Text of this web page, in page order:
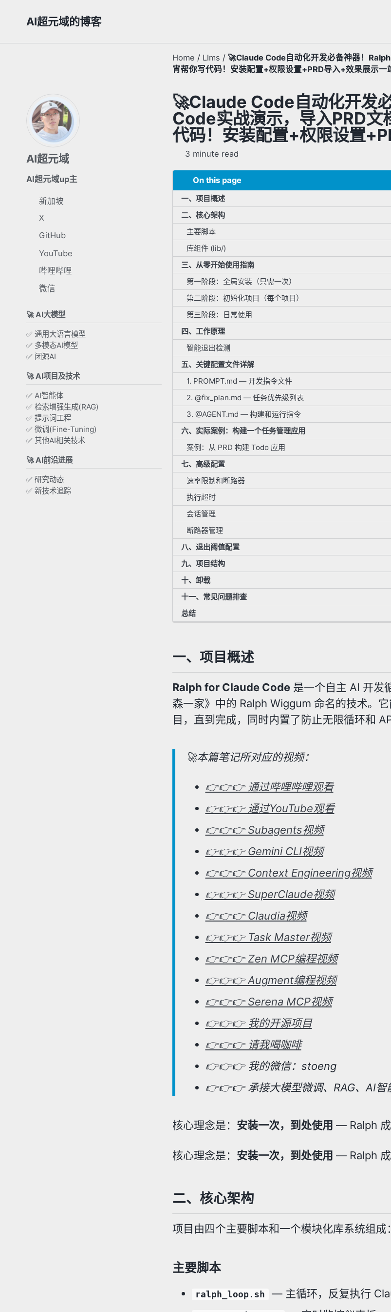
primary
content
footer
AI超元域的博客
Home / Llms / 🚀Claude Code自动化开发必备神器！
宵帮你写代码！安装配置+权限设置+PRD导入+效果展示一
AI超元域
AI超元域up主
新加坡
X
GitHub
YouTube
哔哩哔哩
微信
🚀 AI大模型
✅ 通用大语言模型
✅ 多模态AI模型
✅ 闭源AI
🚀 AI项目及技术
✅ AI智能体
✅ 检索增强生成(RAG)
✅ 提示词工程
✅ 微调(Fine-Tuning)
✅ 其他AI相关技术
🚀 AI前沿进展
✅ 研究动态
✅ 新技术追踪
🚀Claude Code自动化开发
Code实战演示，导入PRD文
代码！安装配置+权限设置
3 minute read
On this page
一、项目概述
二、核心架构
主要脚本
库组件 (lib/)
三、从零开始使用指南
第一阶段：全局安装（只需一次）
第二阶段：初始化项目（每个项目）
第三阶段：日常使用
四、工作原理
智能退出检测
五、关键配置文件详解
1. PROMPT.md — 开发指令文件
2. @fix_plan.md — 任务优先级列表
3. @AGENT.md — 构建和运行指令
六、实际案例：构建一个任务管理应用
案例：从 PRD 构建 Todo 应用
七、高级配置
速率限制和断路器
执行超时
会话管理
断路器管理
八、退出阈值配置
九、项目结构
十、卸载
十一、常见问题排查
总结
一、项目概述
Ralph for Claude Code 是一个自主 AI 开发
森一家》中的 Ralph Wiggum 命名的技术。
目，直到完成，同时内置了防止无限循环和
🚀本篇笔记所对应的视频：
👉👉👉 通过哔哩哔哩观看
👉👉👉 通过YouTube观看
👉👉👉 Subagents视频
👉👉👉 Gemini CLI视频
👉👉👉 Context Engineering视频
👉👉👉 SuperClaude视频
👉👉👉 Claudia视频
👉👉👉 Task Master视频
👉👉👉 Zen MCP编程视频
👉👉👉 Augment编程视频
👉👉👉 Serena MCP视频
👉👉👉 我的开源项目
👉👉👉 请我喝咖啡
👉👉👉 我的微信：stoeng
👉👉👉 承接大模型微调、RAG、AI智
核心理念是： 安装一次，到处使用 — Ralph 成
核心理念是： 安装一次，到处使用 — Ralph 成
二、核心架构
项目由四个主要脚本和一个模块化库系统组成：
主要脚本
ralph_loop.sh — 主循环，反复执行